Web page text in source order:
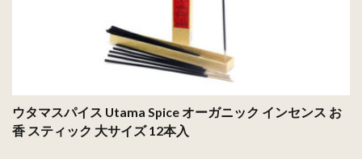
ウタマスパイス Utama Spice オーガニック インセンス お
香 スティック 大サイズ 12本入